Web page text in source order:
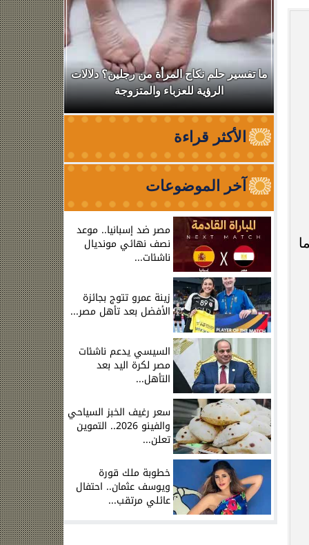
ما تفسير حلم نكاح المرأة من رجلين؟ دلالات
الرؤية للعزباء والمتزوجة
نقابة
من
الأكثر قراءة
آخر الموضوعات
مصر ضد إسبانيا.. موعد
نصف نهائي مونديال
ناشئات...
زينة عمرو تتوج بجائزة
الأفضل بعد تأهل مصر...
السيسي يدعم ناشئات
مصر لكرة اليد بعد
التأهل...
سعر رغيف الخبز السياحي
والفينو 2026.. التموين
تعلن...
خطوبة ملك قورة
ويوسف عثمان.. احتفال
عائلي مرتقب...